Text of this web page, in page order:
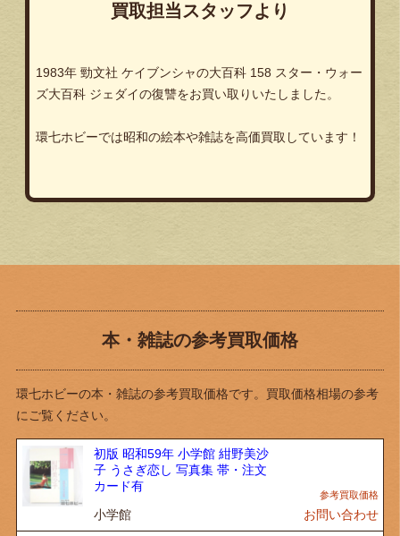
買取担当スタッフより
1983年 勁文社 ケイブンシャの大百科 158 スター・ウォー
ズ大百科 ジェダイの復讐をお買い取りいたしました。
環七ホビーでは昭和の絵本や雑誌を高価買取しています！
本・雑誌の参考買取価格
環七ホビーの本・雑誌の参考買取価格です。買取価格相場の参考
にご覧ください。
初版 昭和59年 小学館 紺野美沙
子 うさぎ恋し 写真集 帯・注文
カード有
小学館 お問い合わせ